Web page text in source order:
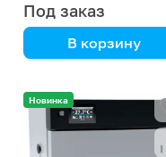
Под заказ
В корзину
удобное управление,
надежность
Новинка